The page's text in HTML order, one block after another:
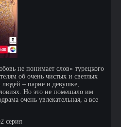
не понимает слов» турецкого
об очень чистых и светлых
– парне и девушке,
Но это не помешало им
очень увлекательная, а все
серия